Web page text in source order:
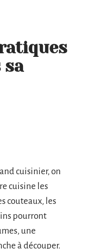
sa
cuisinier, on
cuisine les
couteaux, les
pourront
une
à découper.